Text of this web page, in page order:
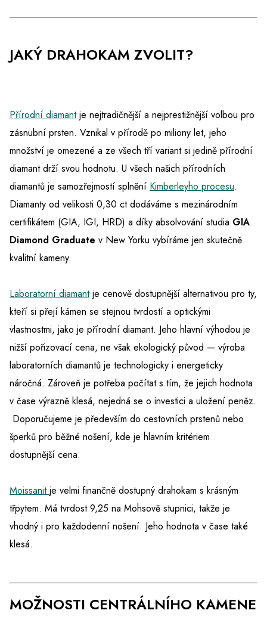
JAKÝ DRAHOKAM ZVOLIT?
Přírodní diamantje nejtradičnější a nejprestižnější volbou pro
zásnubní prsten. Vznikal v přírodě po miliony let, jeho
množství je omezené a ze všech tří variant si jedině přírodní
diamant drží svou hodnotu. U všech našich přírodních
diamantů je samozřejmostí splnění Kimberleyho procesu.
Diamanty od velikosti 0,30 ct dodáváme s mezinárodním
certifikátem (GIA, IGI, HRD) a díky absolvování studia GIA
Diamond Graduate v New Yorku vybíráme jen skutečně
kvalitní kameny.
Laboratorní diamant je cenově dostupnější alternativou pro ty,
kteří si přejí kámen se stejnou tvrdostí a optickými
vlastnostmi, jako je přírodní diamant. Jeho hlavní výhodou je
nižší pořizovací cena, ne však ekologický původ — výroba
laboratorních diamantů je technologicky i energeticky
náročná. Zároveň je potřeba počítat s tím, že jejich hodnota
v čase výrazně klesá, nejedná se o investici a uložení peněz.
Doporučujeme je především do cestovních prstenů nebo
šperků pro běžné nošení, kde je hlavním kritériem
dostupnější cena.
Moissanit je velmi finančně dostupný drahokam s krásným
třpytem. Má tvrdost 9,25 na Mohsově stupnici, takže je
vhodný i pro každodenní nošení. Jeho hodnota v čase také
klesá.
MOŽNOSTI CENTRÁLNÍHO KAMENE